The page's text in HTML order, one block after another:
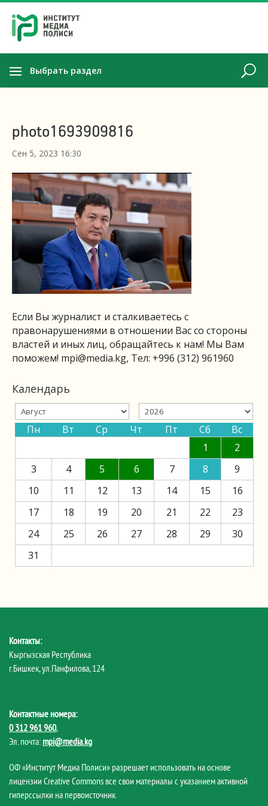
Выбрать раздел
photo1693909816
Сен 5, 2023 16:30
Если Вы журналист и сталкиваетесь с
правонарушениями в отношении Вас со стороны
властей и иных лиц, обращайтесь к нам! Мы Вам
поможем! mpi@media.kg, Тел: +996 (312) 961960
Календарь
Пн Вт Ср Чт Пт Сб
Вс
1
2
3
4 5 6 7 8
9
10
11 12 13 14 15
16
17
18 19 20 21 22
23
24
25 26 27 28 29
30
31
Контакты:
Кыргызская Республика
г.Бишкек, ул.Панфилова, 124
Контактные номера:
0 312 961 960,
Эл. почта: mpi@media.kg
ОФ «Институт Медиа Полиси» разрешает использовать на основе
лицензии Creative Commons все свои материалы с указанием активной
гиперссылки на первоисточник.